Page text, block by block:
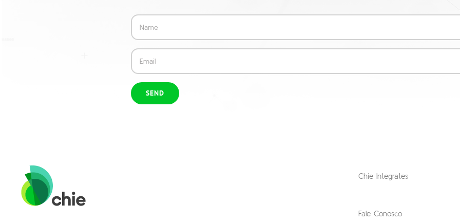
Chie Integrates
Fale Conosco